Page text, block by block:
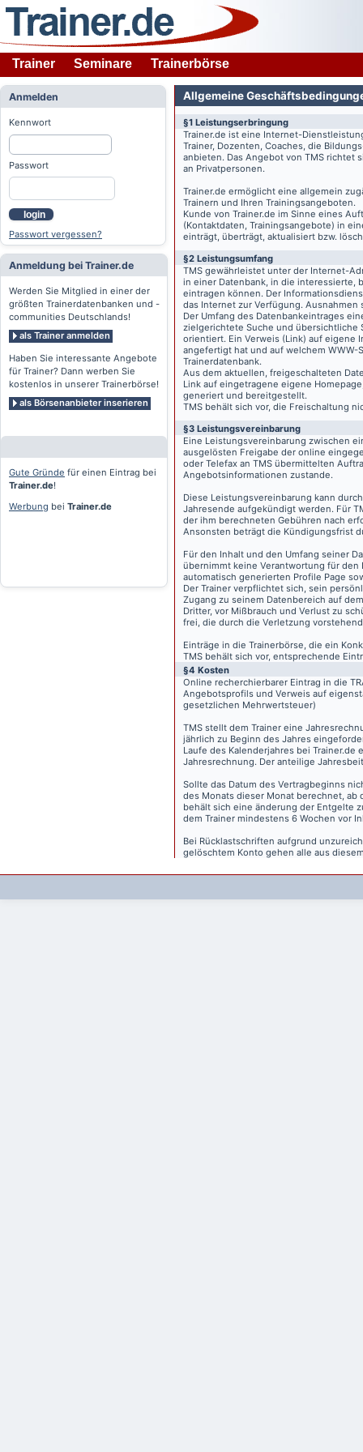
Trainer Seminare Trainerbörse
Anmelden
Kennwort
Passwort
login
Passwort vergessen?
Anmeldung bei Trainer.de
Werden Sie Mitglied in einer der
größten Trainerdatenbanken und -
communities Deutschlands!
als Trainer anmelden
Haben Sie interessante Angebote
für Trainer? Dann werben Sie
kostenlos in unserer Trainerbörse!
als Börsenanbieter inserieren
Gute Gründe für einen Eintrag bei
Trainer.de!
Werbung bei Trainer.de
Allgemeine
§1 Leistungserbringung
Trainer.de ist eine Internet-
Trainer, Dozenten, Coaches, die
anbieten. Das Angebot von TMS richtet
an Privatpersonen.
Trainer.de ermöglicht eine allgemein
Trainern und Ihren Trainingsangeboten.
Kunde von Trainer.de im Sinne eines
(Kontaktdaten, Trainingsangebote) in
einträgt, überträgt, aktualisiert bzw.
§2 Leistungsumfang
TMS gewährleistet unter der Internet-
in einer Datenbank, in die interessierte,
eintragen können. Der
das Internet zur Verfügung.
Der Umfang des Datenbankeintrages
zielgerichtete Suche und übersichtliche
orientiert. Ein Verweis (Link) auf eigene
angefertigt hat und auf welchem
Trainerdatenbank.
Aus dem aktuellen, freigeschalteten
Link auf eingetragene eigene
generiert und bereitgestellt.
TMS behält sich vor, die Freischaltung
§3 Leistungsvereinbarung
Eine Leistungsvereinbarung zwischen
ausgelösten Freigabe der online
oder Telefax an TMS übermittelten
Angebotsinformationen zustande.
Diese Leistungsvereinbarung kann
Jahresende aufgekündigt werden. Für
der ihm berechneten Gebühren nach
Ansonsten beträgt die Kündigungsfrist
Für den Inhalt und den Umfang seiner
übernimmt keine Verantwortung für den
automatisch generierten Profile Page
Der Trainer verpflichtet sich, sein
Zugang zu seinem Datenbereich auf
Dritter, vor Mißbrauch und Verlust zu
frei, die durch die Verletzung
Einträge in die Trainerbörse, die ein
TMS behält sich vor, entsprechende
§4 Kosten
Online recherchierbarer Eintrag in die
Angebotsprofils und Verweis auf
gesetzlichen Mehrwertsteuer)
TMS stellt dem Trainer eine
jährlich zu Beginn des Jahres
Laufe des Kalenderjahres bei
Jahresrechnung. Der anteilige
Sollte das Datum des Vertragbeginns
des Monats dieser Monat berechnet, ab
behält sich eine änderung der Entgelte
dem Trainer mindestens 6 Wochen vor
Bei Rücklastschriften aufgrund
gelöschtem Konto gehen alle aus